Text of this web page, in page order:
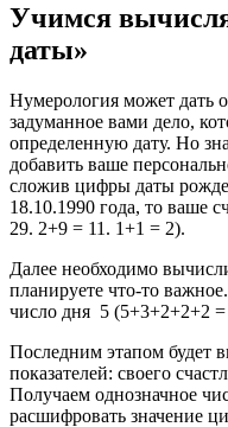
Учимся
даты»
Нумерология может дать
задуманное вами дело,
определенную дату. Но
добавить ваше
сложив цифры даты
18.10.1990 года, то ваше
29. 2+9 = 11. 1+1 = 2).
Далее необходимо
планируете что-то
число дня 5 (5+3+2+2+2
Последним этапом будет
показателей: своего
Получаем однозначное
расшифровать значение